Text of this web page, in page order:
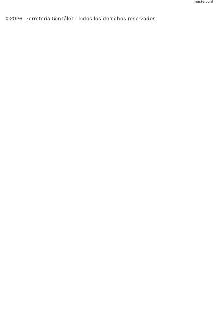
©2026 · Ferretería González · Todos los derechos reservados.